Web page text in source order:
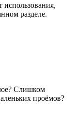
использования,
разделе.
Слишком
проёмов?